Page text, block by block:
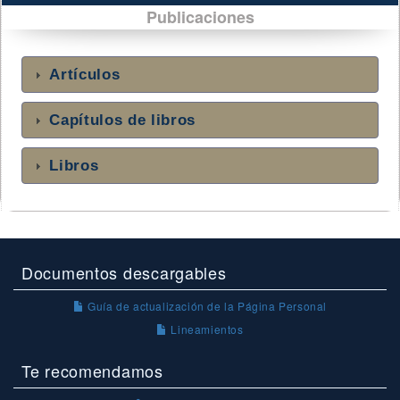
Publicaciones
Artículos
Capítulos de libros
Libros
Documentos descargables
Guía de actualización de la Página Personal
Lineamientos
Te recomendamos